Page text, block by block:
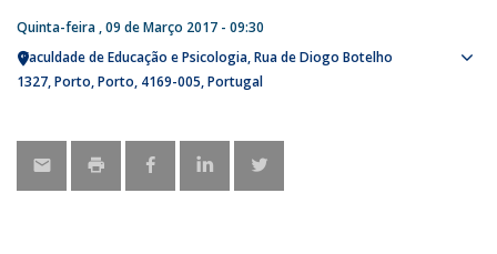
Quinta-feira , 09 de Março 2017 - 09:30
Faculdade de Educação e Psicologia Rua de Diogo Botelho
1327 Porto Porto 4169-005 Portugal